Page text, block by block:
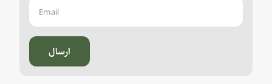
ارسال